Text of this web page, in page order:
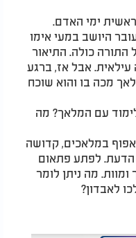
ימי האדם.
היושב במעי אימו
כולה. התיאור
אבל אז, ברגע
מכה בו והוא שוכח
עם המלאך? מה
במלאכים, קדושה
הדעת. לפתע פתאום
מה ניתן לומר
לאבדון?